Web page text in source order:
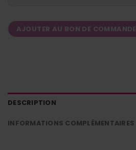
AJOUTER AU BON DE COMMANDE
DESCRIPTION
INFORMATIONS COMPLÉMENTAIRES